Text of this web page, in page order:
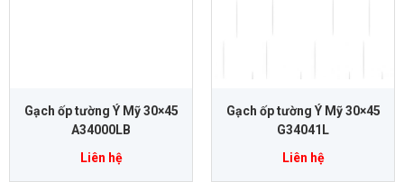
Gạch ốp tường Ý Mỹ 30×45
A34000LB
Liên hệ
Gạch ốp tường Ý Mỹ 30×45
G34041L
Liên hệ